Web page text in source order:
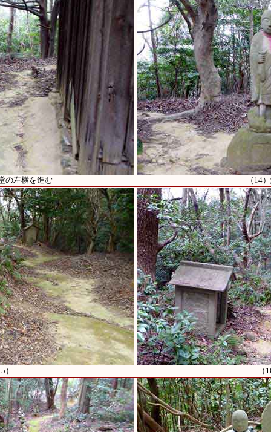
の左横を進む （14
） （